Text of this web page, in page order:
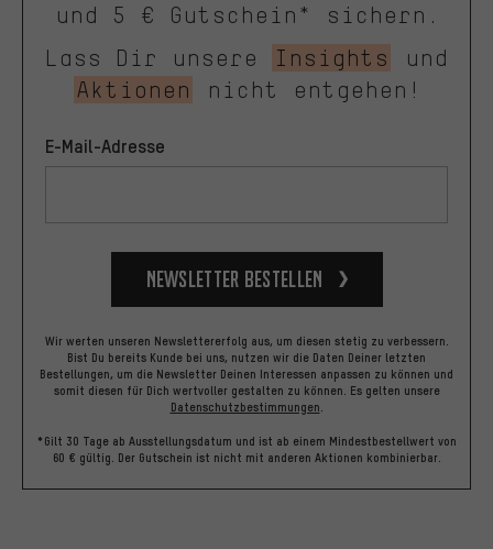
und 5 € Gutschein* sichern.
Lass Dir unsere
Insights
und
Aktionen
nicht entgehen!
E-Mail-Adresse
Newsletter bestellen
Wir werten unseren Newslettererfolg aus, um diesen stetig zu verbessern.
Bist Du bereits Kunde bei uns, nutzen wir die Daten Deiner letzten
Bestellungen, um die Newsletter Deinen Interessen anpassen zu können und
somit diesen für Dich wertvoller gestalten zu können. Es gelten unsere
Datenschutzbestimmungen.
*Gilt 30 Tage ab Ausstellungsdatum und ist ab einem Mindestbestellwert von
60 € gültig. Der Gutschein ist nicht mit anderen Aktionen kombinierbar.